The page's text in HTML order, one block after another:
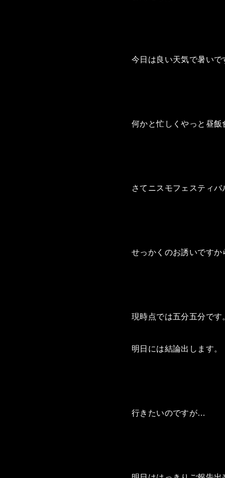
今日は良い天気で暑いで
何かと忙しくやっと昼飯
さてニスモフェスティ
せっかくのお誘いです
現時点では五分五分です
明日には結論出します。
行きたいのですが…